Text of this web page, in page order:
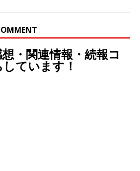
・関連情報・続報コ
ています！